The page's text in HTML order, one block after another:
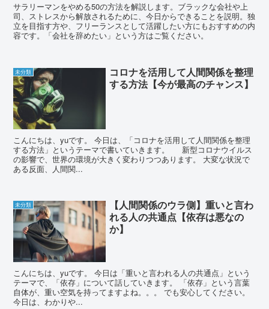
サラリーマンをやめる50の方法を解説します。ブラックな会社や上
司、ストレスから解放されるために、今日からできることを説明。独
立を目指す方や、フリーランスとして活躍したい方にもおすすめの内
容です。「会社を辞めたい」という方はご覧ください。
未分類
コロナを活用して人間関係を整理
する方法【今が最高のチャンス】
こんにちは、yuです。 今日は、「コロナを活用して人間関係を整理
する方法」というテーマで書いていきます。 新型コロナウイルス
の影響で、世界の環境が大きく変わりつつあります。 大変な状況で
ある反面、人間関...
未分類
【人間関係のウラ側】重いと言わ
れる人の共通点【依存は悪なの
か】
こんにちは、yuです。 今日は「重いと言われる人の共通点」という
テーマで、「依存」について話していきます。 「依存」という言葉
自体が、重い空気を持ってますよね。。。 でも安心してください。
今日は、わかりや...